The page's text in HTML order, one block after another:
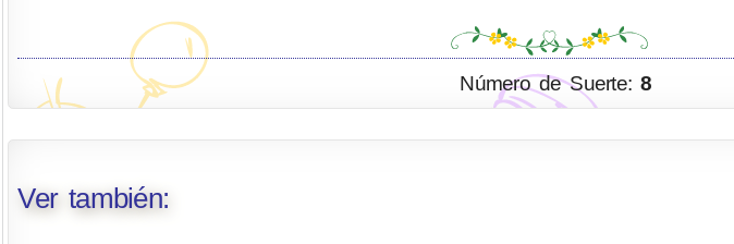
Número de Suerte:8
Ver también: